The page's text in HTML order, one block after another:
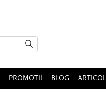
PROMOTII BLOG